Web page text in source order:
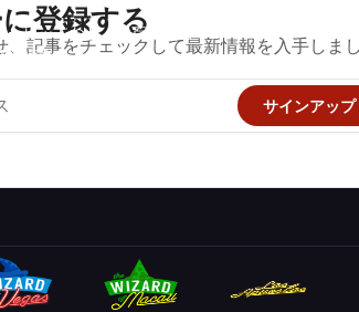
登録する
記事をチェックして最新情報を入手しまし
サインアップ
レットなど、数百種類の
と情報。